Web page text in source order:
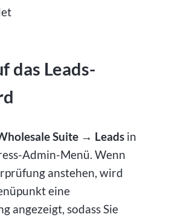
das Leads-
Suite → Leads in
Admin-Menü. Wenn
anstehen, wird
eine
angezeigt, sodass Sie